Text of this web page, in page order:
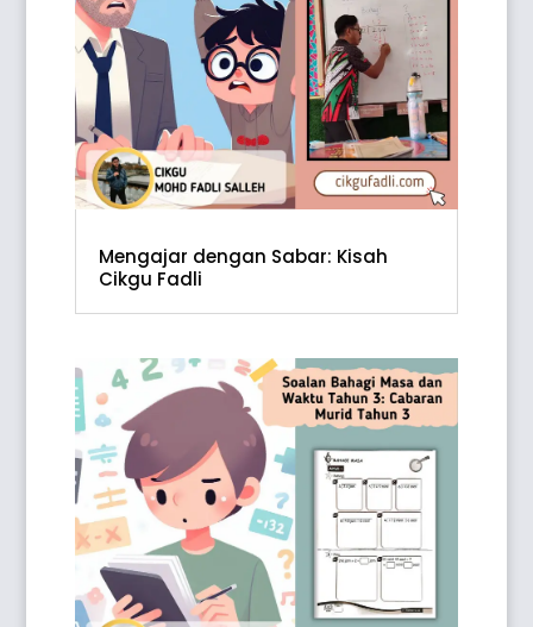
Mengajar dengan Sabar: Kisah
Cikgu Fadli